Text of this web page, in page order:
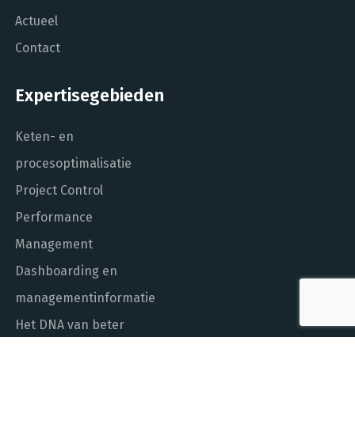
Actueel
Contact
Expertisegebieden
Keten- en
procesoptimalisatie
Project Control
Performance
Management
Dashboarding en
managementinformatie
Het DNA van beter